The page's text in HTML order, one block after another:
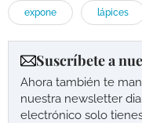
expone lápices
Suscríbete a
Ahora también te
nuestra newsletter
electrónico solo